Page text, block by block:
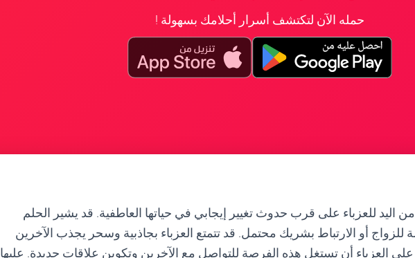
حمله الآن لتكتشف أسرار أحلامك بسهولة !
اليد للعزباء على قرب حدوث تغيير إيجابي في حياتها العاطفية. قد يشير الحلم
للزواج أو الارتباط بشريك محتمل. قد تتمتع العزباء بجاذبية وسحر يجذب الآخرين
العزباء أن تستغل هذه الفرصة للتواصل مع الآخرين وتكوين علاقات جديدة. عليها